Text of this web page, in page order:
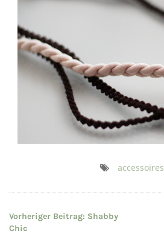
accessoires
Beitragsnavigation
Vorheriger Beitrag: Shabby
Chic